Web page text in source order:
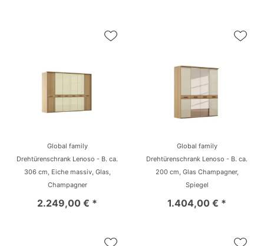
Global family
Drehtürenschrank Lenoso - B. ca.
306 cm, Eiche massiv, Glas,
Champagner
2.249,00 € *
Global family
Drehtürenschrank Lenoso - B. ca.
200 cm, Glas Champagner,
Spiegel
1.404,00 € *